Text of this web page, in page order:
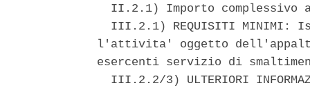
II.2.1) Importo complessivo
III.2.1) REQUISITI MINIMI:
l'attivita' oggetto
esercenti servizio di
III.2.2/3) ULTERIORI